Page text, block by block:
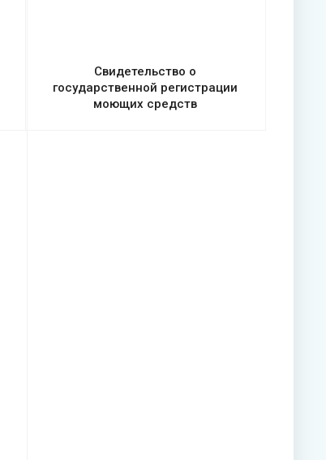
Свидетельство о
государственной регистрации
моющих средств